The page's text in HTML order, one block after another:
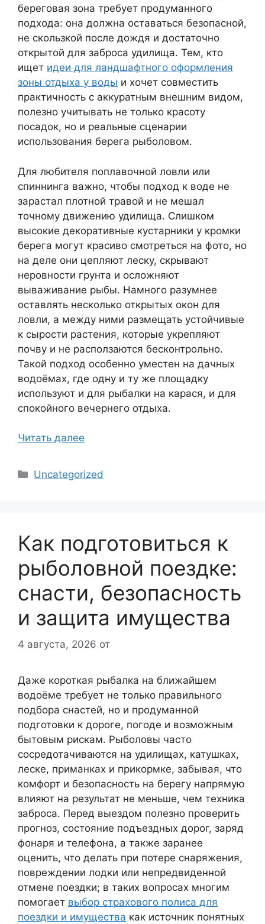
береговая зона требует продуманного
подхода: она должна оставаться безопасной,
не скользкой после дождя и достаточно
открытой для заброса удилища. Тем, кто
ищет идеи для ландшафтного оформления
зоны отдыха у воды и хочет совместить
практичность с аккуратным внешним видом,
полезно учитывать не только красоту
посадок, но и реальные сценарии
использования берега рыболовом.
Для любителя поплавочной ловли или
спиннинга важно, чтобы подход к воде не
зарастал плотной травой и не мешал
точному движению удилища. Слишком
высокие декоративные кустарники у кромки
берега могут красиво смотреться на фото, но
на деле они цепляют леску, скрывают
неровности грунта и осложняют
вываживание рыбы. Намного разумнее
оставлять несколько открытых окон для
ловли, а между ними размещать устойчивые
к сырости растения, которые укрепляют
почву и не расползаются бесконтрольно.
Такой подход особенно уместен на дачных
водоёмах, где одну и ту же площадку
используют и для рыбалки на карася, и для
спокойного вечернего отдыха.
Читать далее
Рубрики
Uncategorized
Как подготовиться к
рыболовной поездке:
снасти, безопасность
и защита имущества
4 августа, 2026 от
Даже короткая рыбалка на ближайшем
водоёме требует не только правильного
подбора снастей, но и продуманной
подготовки к дороге, погоде и возможным
бытовым рискам. Рыболовы часто
сосредотачиваются на удилищах, катушках,
леске, приманках и прикормке, забывая, что
комфорт и безопасность на берегу напрямую
влияют на результат не меньше, чем техника
заброса. Перед выездом полезно проверить
прогноз, состояние подъездных дорог, заряд
фонаря и телефона, а также заранее
оценить, что делать при потере снаряжения,
повреждении лодки или непредвиденной
отмене поездки; в таких вопросах многим
помогает выбор страхового полиса для
поездки и имущества как источник понятных